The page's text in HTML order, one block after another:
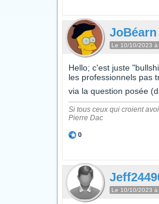
JoBéarn
Le 10/10/2023 à
Hello; c'est juste
les professionnels pas
via la question posée
Si tous ceux qui croient
Pierre Dac
0
Le 10/10/2023 à